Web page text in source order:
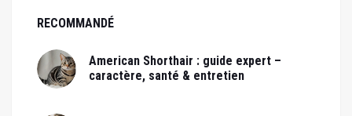
RECOMMANDÉ
American Shorthair : guide expert –
caractère, santé & entretien